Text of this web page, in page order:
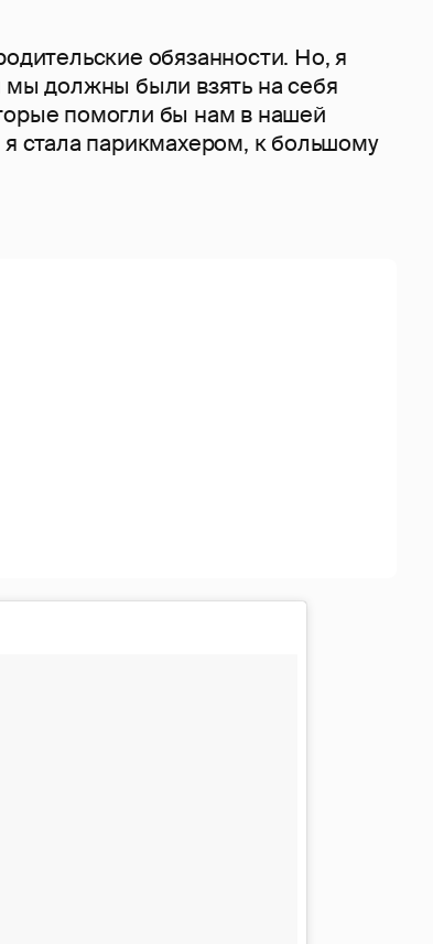
обязанности. Но, я
должны были взять на себя
помогли бы нам в нашей
стала парикмахером, к большому